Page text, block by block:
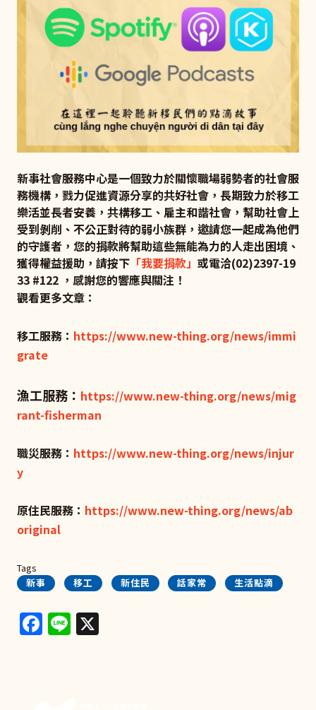
新事社會服務中心是一個致力於關懷職場弱勢者的社會服
務機構，戮力促進資源分享的共好社會，長期致力於移工
樂活並長者安養，共構移工、雇主和諧社會，幫助社會上
受到剝削、不公正對待的弱小族群，邀請您一起成為他們
的守護者，您的捐款將幫助這些無能為力的人走出困境、
獲得權益援助，請按下 「我要捐款」 或電洽(02)2397-19
33 #122 ，感謝您的響應與關注！
觀看更多文章：
移工服務： https://www.new-thing.org/news/immi
grate
漁工服務： https://www.new-thing.org/news/mig
rant-fisherman
職災服務： https://www.new-thing.org/news/injur
y
原住民服務： https://www.new-thing.org/news/ab
original
Tags
新事
移工 新住民 話家常 生活點滴
Facebook
Line